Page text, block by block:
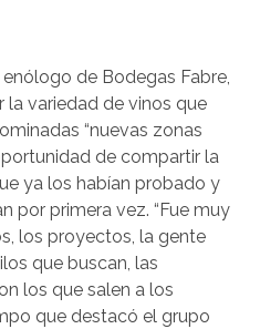
de Bodegas Fabre,
variedad de vinos que
“nuevas zonas
de compartir la
ya los habían probado y
por primera vez. “Fue muy
los proyectos, la gente
que buscan, las
los que salen a los
que destacó el grupo